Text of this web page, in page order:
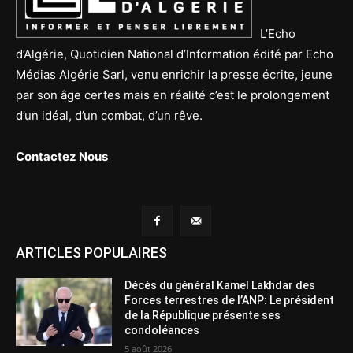
L’Echo
d’Algérie, Quotidien National d’Information édité par Echo
Médias Algérie Sarl, venu enrichir la presse écrite, jeune
par son âge certes mais en réalité c’est le prolongement
d’un idéal, d’un combat, d’un rêve.
Contactez Nous
ARTICLES POPULAIRES
Décès du général Kamel Lakhdar des
Forces terrestres de l’ANP: Le président
de la République présente ses
condoléances
5 août 2026